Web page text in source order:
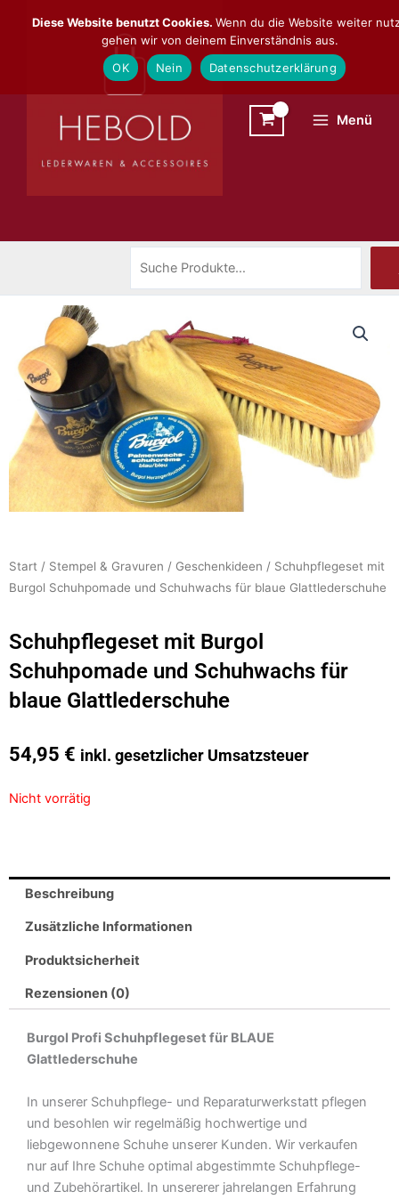
Inhalt
Menü
Start / Stempel & Gravuren / Geschenkideen / Schuhpflegeset mit
Burgol Schuhpomade und Schuhwachs für blaue Glattlederschuhe
Schuhpflegeset mit Burgol
Schuhpomade und Schuhwachs für
blaue Glattlederschuhe
54,95 € inkl. gesetzlicher Umsatzsteuer
Nicht vorrätig
Beschreibung
Zusätzliche Informationen
Produktsicherheit
Rezensionen (0)
Burgol Profi Schuhpflegeset für BLAUE
Glattlederschuhe
In unserer Schuhpflege- und Reparaturwerkstatt pflegen
und besohlen wir regelmäßig hochwertige und
liebgewonnene Schuhe unserer Kunden. Wir verkaufen
nur auf Ihre Schuhe optimal abgestimmte Schuhpflege-
und Zubehörartikel. In unsererer jahrelangen Erfahrung
Diese Website benutzt Cookies. Wenn du die Website weiter
gehen wir von deinem Einverständnis aus.
OK
Nein Datenschutzerklärung